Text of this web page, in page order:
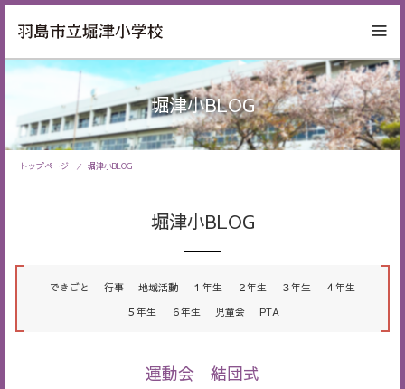
堀津小BLOG
トップページ 堀津小BLOG
堀津小BLOG
できごと 行事 地域活動 １年生 ２年生 ３年生
４年生
５年生
６年生 児童会 PTA
運動会 結団式